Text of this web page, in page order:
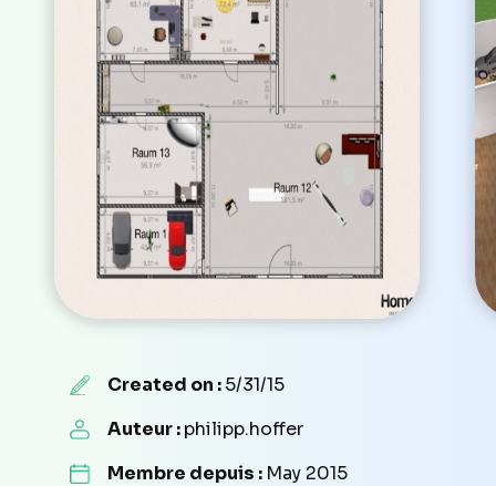
Created on :5/31/15
Auteur :philipp.hoffer
Membre depuis : May 2015